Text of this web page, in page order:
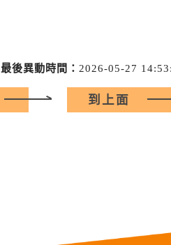
最後異動時間： 2026-05-27
到上面